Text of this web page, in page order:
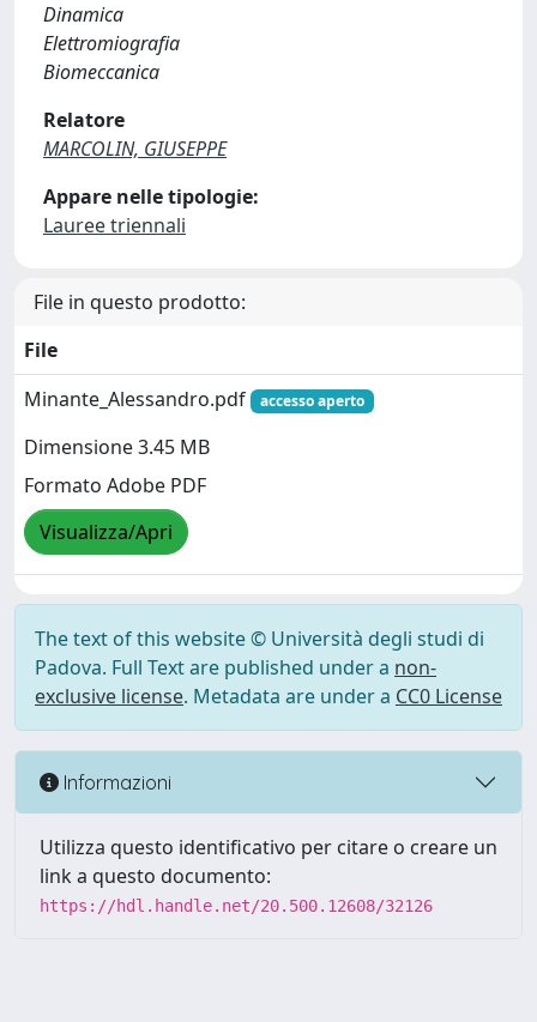
Dinamica
Elettromiografia
Biomeccanica
Relatore
MARCOLIN, GIUSEPPE
Appare nelle tipologie:
Lauree triennali
File in questo prodotto:
File
Minante_Alessandro.pdf
accesso aperto
Dimensione 3.45 MB
Formato Adobe PDF
Visualizza/Apri
The text of this website © Università degli studi di
Padova. Full Text are published under a non-
exclusive license. Metadata are under a CC0 License
Informazioni
Utilizza questo identificativo per citare o creare un
link a questo documento:
https://hdl.handle.net/20.500.12608/32126